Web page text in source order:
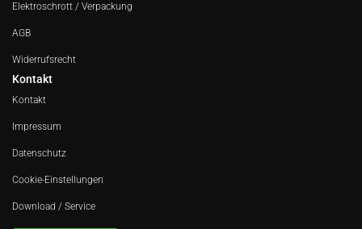
Elektroschrott / Verpackung
AGB
Widerrufsrecht
Kontakt
Kontakt
Impressum
Datenschutz
Cookie-Einstellungen
Download / Service